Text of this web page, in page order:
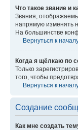
Что такое звание и
Звания,
напрямую изменять
На большинстве
Вернуться к
Когда я щёлкаю по
Только
того, чтобы
Вернуться к
Создание
Как мне создать